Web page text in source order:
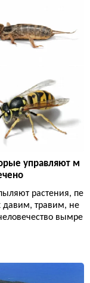
управляют м
растения, пе
давим, травим, не
вымре